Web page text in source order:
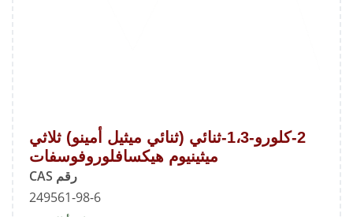
2-كلورو-1،3-ثنائي (ثنائي ميثيل أمينو) ثلاثي
ميثينيوم هيكسافلوروفوسفات
رقم CAS
249561-98-6